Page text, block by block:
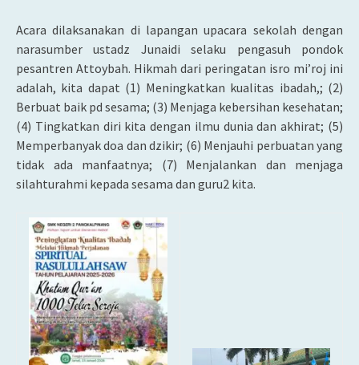
Acara dilaksanakan di lapangan upacara sekolah dengan
narasumber ustadz Junaidi selaku pengasuh pondok
pesantren Attoybah. Hikmah dari peringatan isro mi’roj ini
adalah, kita dapat (1) Meningkatkan kualitas ibadah,; (2)
Berbuat baik pd sesama; (3) Menjaga kebersihan kesehatan;
(4) Tingkatkan diri kita dengan ilmu dunia dan akhirat; (5)
Memperbanyak doa dan dzikir; (6) Menjauhi perbuatan yang
tidak ada manfaatnya; (7) Menjalankan dan menjaga
silahturahmi kepada sesama dan guru2 kita.